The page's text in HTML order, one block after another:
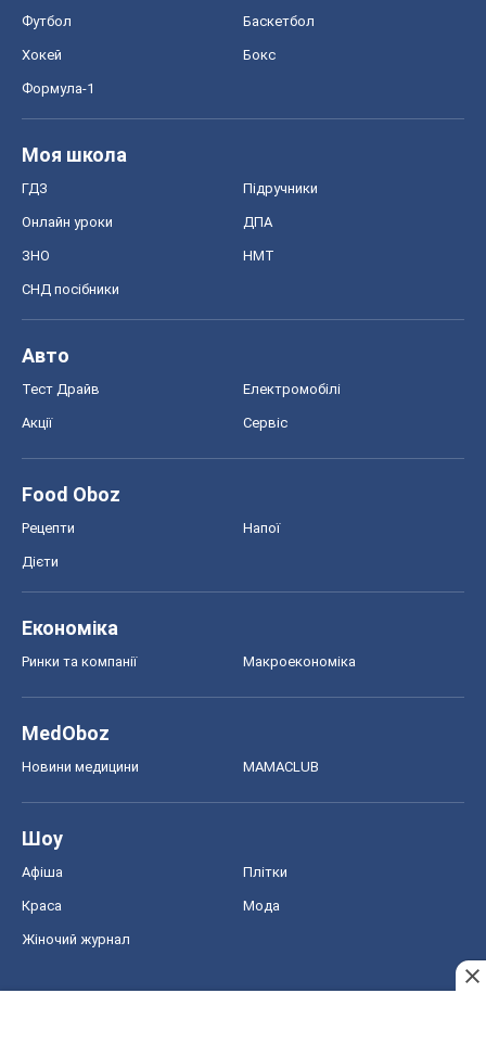
Футбол Баскетбол
Хокей Бокс
Формула-1
Моя школа
ГДЗ Підручники
Онлайн уроки ДПА
ЗНО НМТ
СНД посібники
Авто
Тест Драйв Електромобілі
Акції Сервіс
Food Oboz
Рецепти Напої
Дієти
Економіка
Ринки та компанії Макроекономіка
MedOboz
Новини медицини MAMACLUB
Шоу
Афіша Плітки
Краса Мода
Жіночий журнал